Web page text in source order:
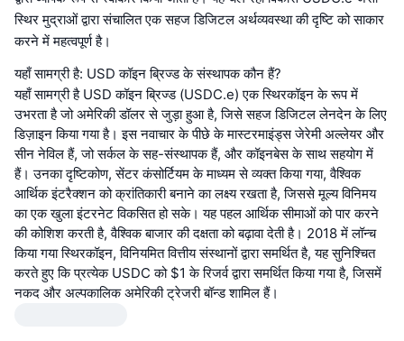
स्थिर मुद्राओं द्वारा संचालित एक सहज डिजिटल अर्थव्यवस्था की दृष्टि को साकार
करने में महत्वपूर्ण है।
यहाँ सामग्री है: USD कॉइन ब्रिज्ड के संस्थापक कौन हैं?
यहाँ सामग्री है USD कॉइन ब्रिज्ड (USDC.e) एक स्थिरकॉइन के रूप में
उभरता है जो अमेरिकी डॉलर से जुड़ा हुआ है, जिसे सहज डिजिटल लेनदेन के लिए
डिज़ाइन किया गया है। इस नवाचार के पीछे के मास्टरमाइंड्स जेरेमी अल्लेयर और
सीन नेविल हैं, जो सर्कल के सह-संस्थापक हैं, और कॉइनबेस के साथ सहयोग में
हैं। उनका दृष्टिकोण, सेंटर कंसोर्टियम के माध्यम से व्यक्त किया गया, वैश्विक
आर्थिक इंटरैक्शन को क्रांतिकारी बनाने का लक्ष्य रखता है, जिससे मूल्य विनिमय
का एक खुला इंटरनेट विकसित हो सके। यह पहल आर्थिक सीमाओं को पार करने
की कोशिश करती है, वैश्विक बाजार की दक्षता को बढ़ावा देती है। 2018 में लॉन्च
किया गया स्थिरकॉइन, विनियमित वित्तीय संस्थानों द्वारा समर्थित है, यह सुनिश्चित
करते हुए कि प्रत्येक USDC को $1 के रिजर्व द्वारा समर्थित किया गया है, जिसमें
नकद और अल्पकालिक अमेरिकी ट्रेजरी बॉन्ड शामिल हैं।